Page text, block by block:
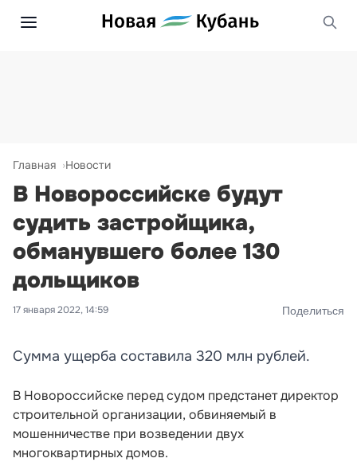
Главная Новости
В Новороссийске будут
судить застройщика,
обманувшего более 130
дольщиков
17 января 2022, 14:59 Поделиться
Сумма ущерба составила 320 млн рублей.
В Новороссийске перед судом предстанет директор
строительной организации, обвиняемый в
мошенничестве при возведении двух
многоквартирных домов.